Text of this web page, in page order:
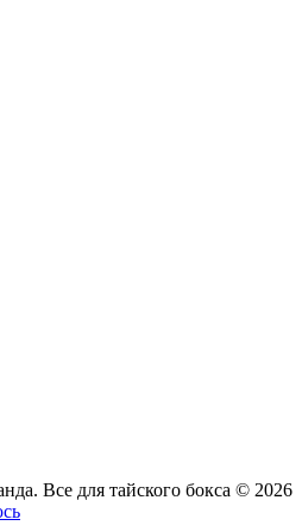
Все для тайского бокса © 2026